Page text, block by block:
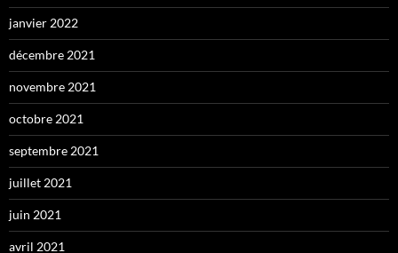
janvier 2022
décembre 2021
novembre 2021
octobre 2021
septembre 2021
juillet 2021
juin 2021
avril 2021